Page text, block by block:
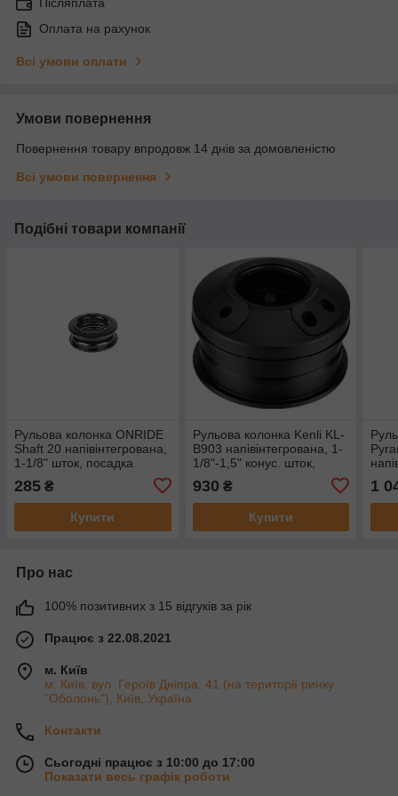
Післяплата
Оплата на рахунок
Всі умови оплати
Умови повернення
Повернення товару впродовж 14 днів за домовленістю
Всі умови повернення
Подібні товари компанії
Рульова колонка ONRIDE
Shaft 20 напівінтегрована,
1-1/8" шток, посадка
ZS44/44 мм, кульки, Zero
Stac
285 ₴
Купити
Рульова колонка Kenli KL-
B903 напівінтегрована, 1-
1/8"-1,5" конус. шток,
посадка ZS56/ZS56 мм,
пром
930 ₴
Купити
1
Про нас
100% позитивних з 15 відгуків за рік
Працює з 22.08.2021
м. Київ
м. Київ, вул. Героїв Дніпра, 41 (на території ринку
"Оболонь"), Київ, Україна
Контакти
Сьогодні працює з 10:00 до 17:00
Показати весь графік роботи